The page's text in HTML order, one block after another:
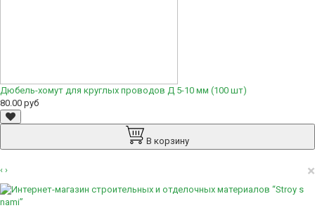
Дюбель-хомут для круглых проводов Д 5-10 мм (100 шт)
80.00 руб
В корзину
‹ › ×